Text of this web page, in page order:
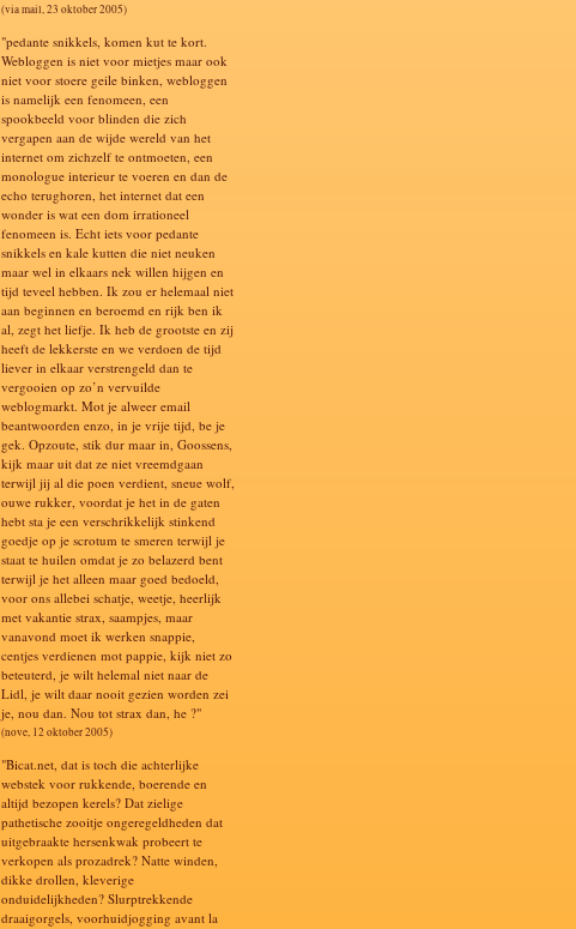
(via mail, 23 oktober 2005)
"pedante snikkels, komen kut te kort.
Webloggen is niet voor mietjes maar ook
niet voor stoere geile binken, webloggen
is namelijk een fenomeen, een
spookbeeld voor blinden die zich
vergapen aan de wijde wereld van het
internet om zichzelf te ontmoeten, een
monologue interieur te voeren en dan de
echo terughoren, het internet dat een
wonder is wat een dom irrationeel
fenomeen is. Echt iets voor pedante
snikkels en kale kutten die niet neuken
maar wel in elkaars nek willen hijgen en
tijd teveel hebben. Ik zou er helemaal niet
aan beginnen en beroemd en rijk ben ik
al, zegt het liefje. Ik heb de grootste en zij
heeft de lekkerste en we verdoen de tijd
liever in elkaar verstrengeld dan te
vergooien op zo’n vervuilde
weblogmarkt. Mot je alweer email
beantwoorden enzo, in je vrije tijd, be je
gek. Opzoute, stik dur maar in, Goossens,
kijk maar uit dat ze niet vreemdgaan
terwijl jij al die poen verdient, sneue wolf,
ouwe rukker, voordat je het in de gaten
hebt sta je een verschrikkelijk stinkend
goedje op je scrotum te smeren terwijl je
staat te huilen omdat je zo belazerd bent
terwijl je het alleen maar goed bedoeld,
voor ons allebei schatje, weetje, heerlijk
met vakantie strax, saampjes, maar
vanavond moet ik werken snappie,
centjes verdienen mot pappie, kijk niet zo
beteuterd, je wilt helemal niet naar de
Lidl, je wilt daar nooit gezien worden zei
je, nou dan. Nou tot strax dan, he ?"
(nove, 12 oktober 2005)
"Bicat.net, dat is toch die achterlijke
webstek voor rukkende, boerende en
altijd bezopen kerels? Dat zielige
pathetische zooitje ongeregeldheden dat
uitgebraakte hersenkwak probeert te
verkopen als prozadrek? Natte winden,
dikke drollen, kleverige
onduidelijkheden? Slurptrekkende
draaigorgels, voorhuidjogging avant la